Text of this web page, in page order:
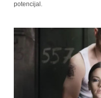
potencijal.